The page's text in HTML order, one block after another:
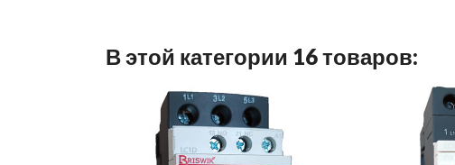
В этой категории 16 товаров: